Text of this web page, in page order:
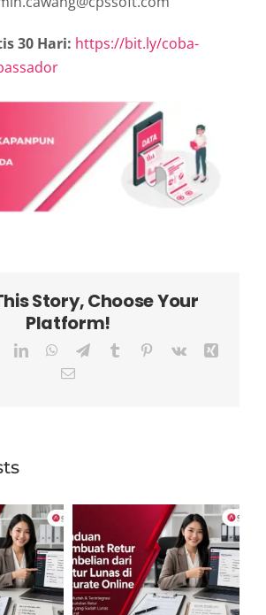
30 Hari: https://bit.ly/coba-
Story, Choose Your
Platform!
LinkedInWhatsApp
TelegramTumblr Pinterest
Vk
Email